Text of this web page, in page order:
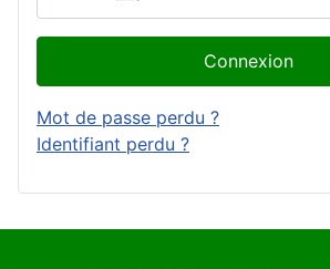
Connexion
Mot de passe perdu ?
Identifiant perdu ?